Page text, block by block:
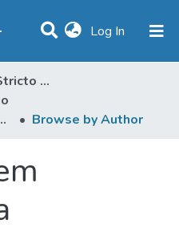
Log In (current)
Pós-Graduação | Stricto Sensu
Browse by Author